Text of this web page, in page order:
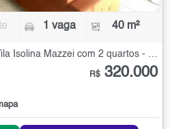
1 vaga 40 m²
R$ 320.000